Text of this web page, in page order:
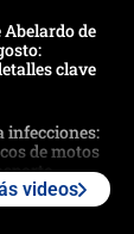
Abelardo de
clave
infecciones:
de motos
videos